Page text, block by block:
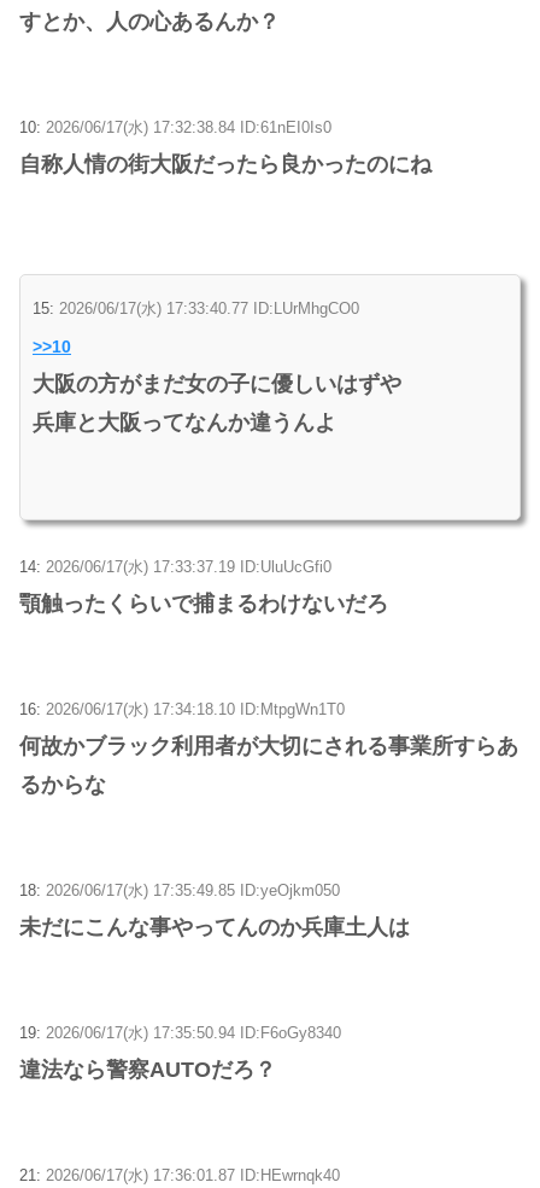
すとか、人の心あるんか？
10: 2026/06/17(水) 17:32:38.84 ID:61nEI0Is0
自称人情の街大阪だったら良かったのにね
15: 2026/06/17(水) 17:33:40.77 ID:LUrMhgCO0
>>10
大阪の方がまだ女の子に優しいはずや
兵庫と大阪ってなんか違うんよ
14: 2026/06/17(水) 17:33:37.19 ID:UluUcGfi0
顎触ったくらいで捕まるわけないだろ
16: 2026/06/17(水) 17:34:18.10 ID:MtpgWn1T0
何故かブラック利用者が大切にされる事業所すらあ
るからな
18: 2026/06/17(水) 17:35:49.85 ID:yeOjkm050
未だにこんな事やってんのか兵庫土人は
19: 2026/06/17(水) 17:35:50.94 ID:F6oGy8340
違法なら警察AUTOだろ？
21: 2026/06/17(水) 17:36:01.87 ID:HEwrnqk40